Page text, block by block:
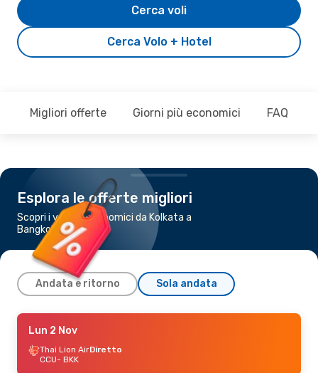
Cerca Volo + Hotel
Cerca voli
Migliori offerte Giorni più economici FAQ
Esplora le offerte migliori
Scopri i voli più economici da Kolkata a
Bangkok
Andata e ritorno Sola andata
Ven 11 Set
Thai Lion AirDiretto
CCU- BKK
Lun 2 Nov
Thai Lion AirDiretto
CCU- BKK